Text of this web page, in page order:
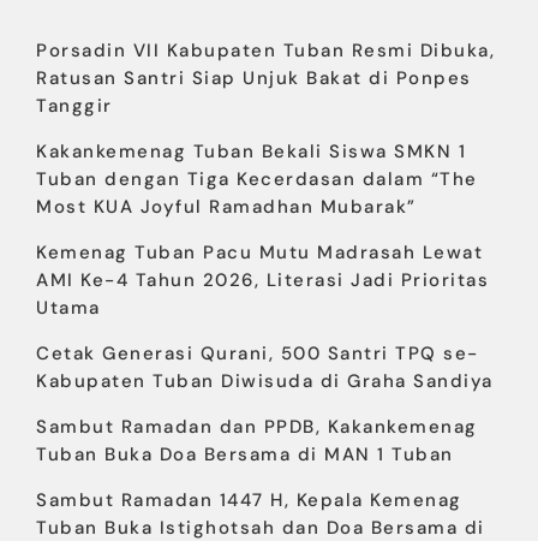
Porsadin VII Kabupaten Tuban Resmi Dibuka,
Ratusan Santri Siap Unjuk Bakat di Ponpes
Tanggir
Kakankemenag Tuban Bekali Siswa SMKN 1
Tuban dengan Tiga Kecerdasan dalam “The
Most KUA Joyful Ramadhan Mubarak”
Kemenag Tuban Pacu Mutu Madrasah Lewat
AMI Ke-4 Tahun 2026, Literasi Jadi Prioritas
Utama
Cetak Generasi Qurani, 500 Santri TPQ se-
Kabupaten Tuban Diwisuda di Graha Sandiya
Sambut Ramadan dan PPDB, Kakankemenag
Tuban Buka Doa Bersama di MAN 1 Tuban
Sambut Ramadan 1447 H, Kepala Kemenag
Tuban Buka Istighotsah dan Doa Bersama di